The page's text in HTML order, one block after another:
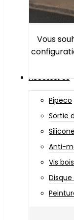
Vous
Accessoires
Pipeco
Sortie
Anti-
Vis bois